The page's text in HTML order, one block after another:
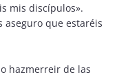
mis discípulos».
aseguro que estaréis
hazmerreir de las